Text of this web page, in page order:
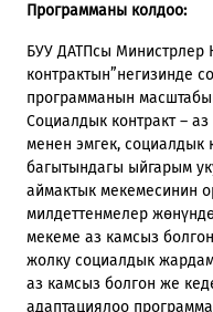
Программаны колдоо:
БУУ ДАТПсы Министрлер
контрактын”негизинде
программанын
Социалдык контракт –
менен эмгек,
багытындагы ыйгарым
аймактык мекемесинин
милдеттенмелер
мекеме аз камсыз
жолку социалдык
аз камсыз болгон же
адаптациялоо